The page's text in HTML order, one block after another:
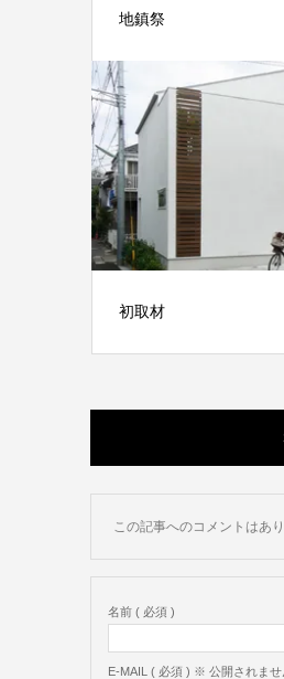
地鎮祭
初取材
この記事へのコメントはあり
名前 ( 必須 )
E-MAIL ( 必須 ) ※ 公開されませ